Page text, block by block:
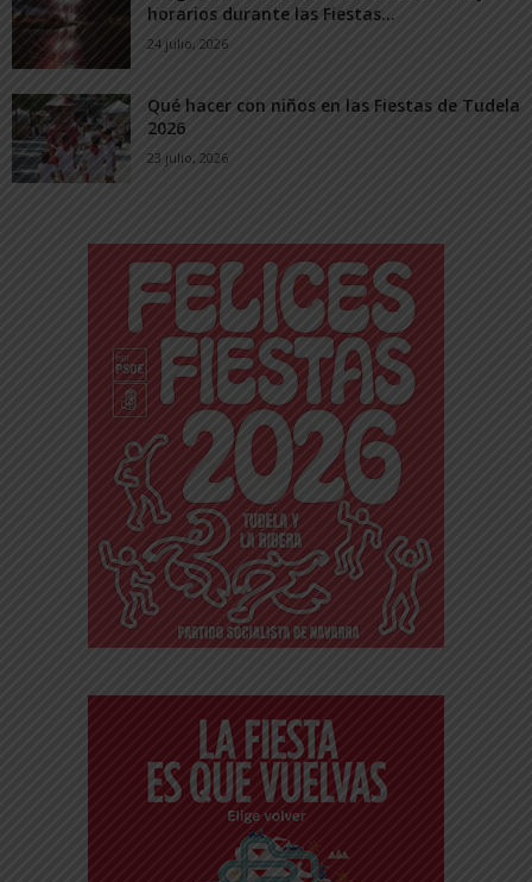
horarios durante las Fiestas...
24 julio, 2026
Qué hacer con niños en las Fiestas de Tudela
2026
23 julio, 2026